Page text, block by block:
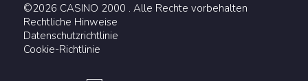
©2026 CASINO 2000 . Alle Rechte vorbehalten
Rechtliche Hinweise
Datenschutzrichtlinie
Cookie-Richtlinie